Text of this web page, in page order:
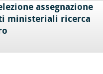
assegnazione
ministeriali ricerca